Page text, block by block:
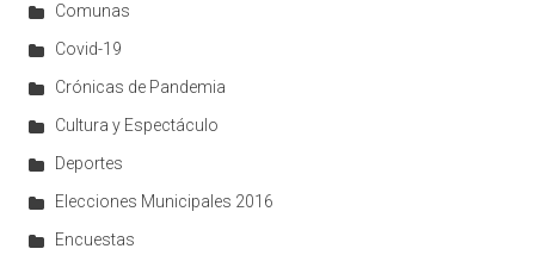
Comunas
Covid-19
Crónicas de Pandemia
Cultura y Espectáculo
Deportes
Elecciones Municipales 2016
Encuestas